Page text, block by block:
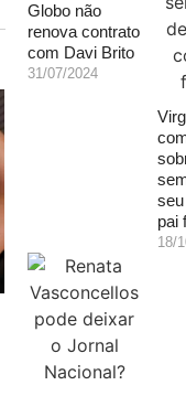
Globo não
renova contrato
com Davi Brito
31/07/2024
pai
18/